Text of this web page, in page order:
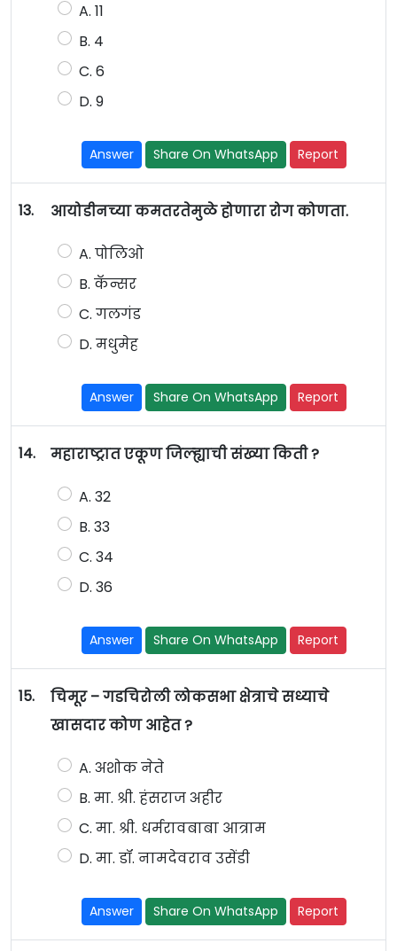
A. 11
B. 4
C. 6
D. 9
Answer Share On WhatsApp Report
13. आयोडीनच्या कमतरतेमुळे होणारा रोग कोणता.
A. पोलिओ
B. कॅन्सर
C. गलगंड
D. मधुमेह
Answer Share On WhatsApp Report
14. महाराष्ट्रात एकूण जिल्ह्याची संख्या किती ?
A. 32
B. 33
C. 34
D. 36
Answer Share On WhatsApp Report
15.
चिमूर – गडचिरोली लोकसभा क्षेत्राचे सध्याचे
खासदार कोण आहेत ?
A. अशोक नेते
B. मा. श्री. हंसराज अहीर
C. मा. श्री. धर्मरावबाबा आत्राम
D. मा. डॉ. नामदेवराव उसेंडी
Answer Share On WhatsApp Report